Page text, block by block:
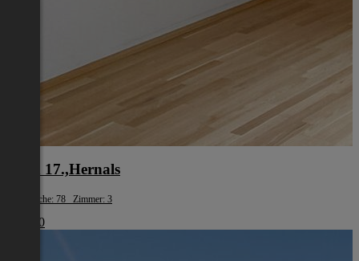
Wien 17.,Hernals
Wohnfläche: 78 Zimmer: 3
€ 1.980